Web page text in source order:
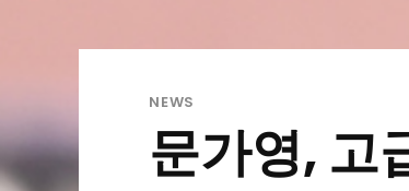
NEWS
문가영, 고